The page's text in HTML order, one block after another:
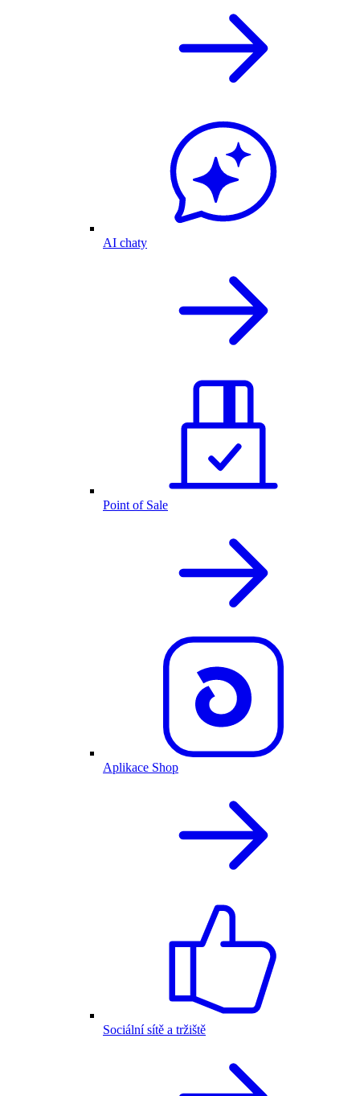
AI chaty
Point of Sale
Aplikace Shop
Sociální sítě a tržiště